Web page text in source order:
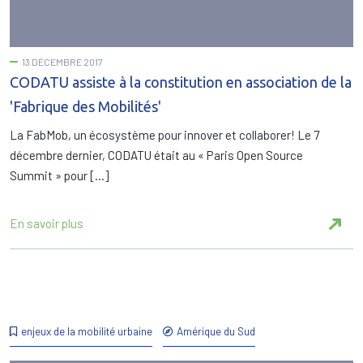
13 DÉCEMBRE 2017
CODATU assiste à la constitution en association de la
'Fabrique des Mobilités'
La FabMob, un écosystème pour innover et collaborer! Le 7
décembre dernier, CODATU était au « Paris Open Source
Summit » pour […]
En savoir plus
enjeux de la mobilité urbaine Amérique du Sud